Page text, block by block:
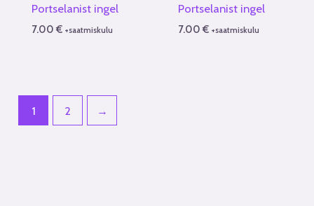
Portselanist ingel
7.00€ +saatmiskulu
Portselanist ingel
7.00€ +saatmiskulu
1 2 →